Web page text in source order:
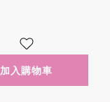
加入購物車